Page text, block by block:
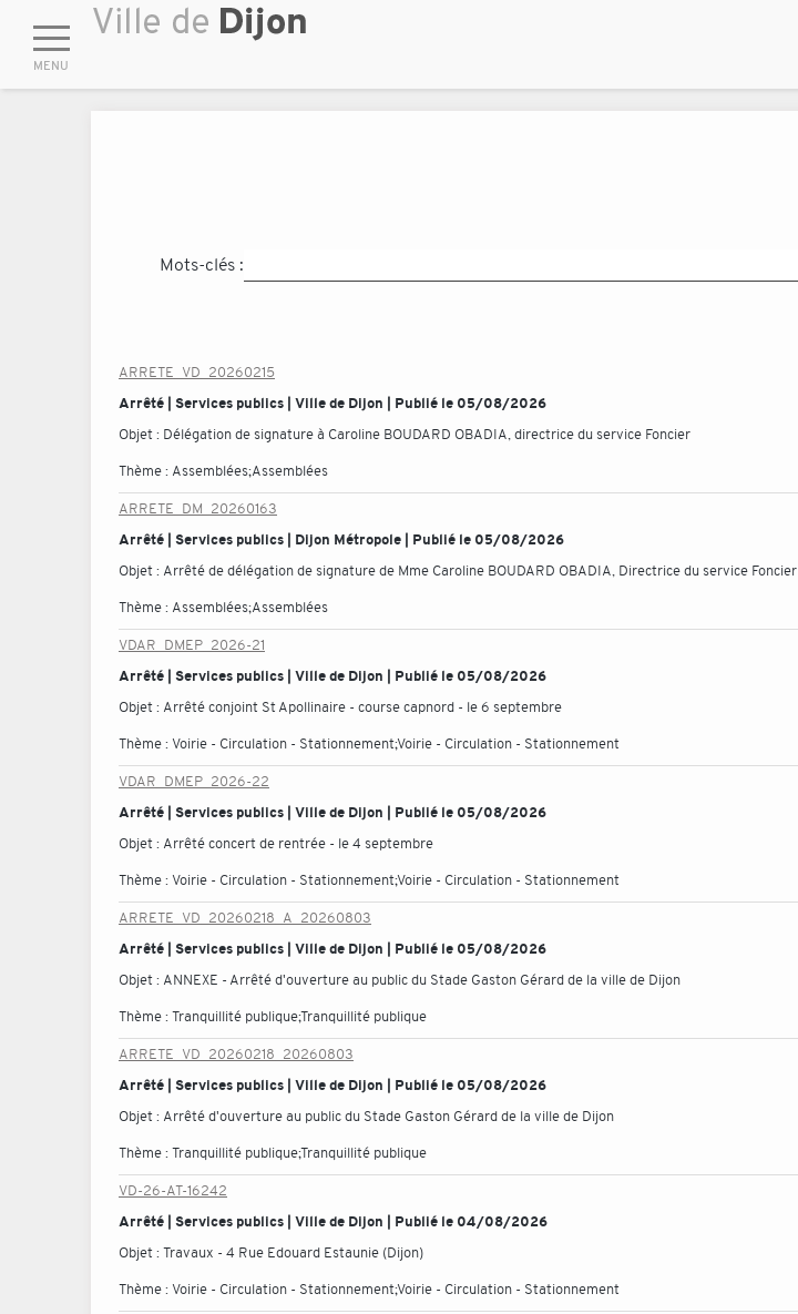
Mots-clés :
ARRETE_VD_20260215
Arrêté | Services publics | Ville de Dijon | Publié le 05/08/2026
Objet : Délégation de signature à Caroline BOUDARD OBADIA, directrice du service Foncier
Thème : Assemblées;Assemblées
ARRETE_DM_20260163
Arrêté | Services publics | Dijon Métropole | Publié le 05/08/2026
Objet : Arrêté de délégation de signature de Mme Caroline BOUDARD OBADIA, Directrice du service Foncier
Thème : Assemblées;Assemblées
VDAR_DMEP_2026-21
Arrêté | Services publics | Ville de Dijon | Publié le 05/08/2026
Objet : Arrêté conjoint St Apollinaire - course capnord - le 6 septembre
Thème :Voirie - Circulation - Stationnement;Voirie - Circulation - Stationnement
VDAR_DMEP_2026-22
Arrêté | Services publics | Ville de Dijon | Publié le 05/08/2026
Objet : Arrêté concert de rentrée - le 4 septembre
Thème :Voirie - Circulation - Stationnement;Voirie - Circulation - Stationnement
ARRETE_VD_20260218_A_20260803
Arrêté | Services publics | Ville de Dijon | Publié le 05/08/2026
Objet : ANNEXE - Arrêté d'ouverture au public du Stade Gaston Gérard de la ville de Dijon
Thème :Tranquillité publique;Tranquillité publique
ARRETE_VD_20260218_20260803
Arrêté | Services publics | Ville de Dijon | Publié le 05/08/2026
Objet : Arrêté d'ouverture au public du Stade Gaston Gérard de la ville de Dijon
Thème :Tranquillité publique;Tranquillité publique
VD-26-AT-16242
Arrêté | Services publics | Ville de Dijon | Publié le 04/08/2026
Objet :Travaux - 4 Rue Edouard Estaunie (Dijon)
Thème :Voirie - Circulation - Stationnement;Voirie - Circulation - Stationnement